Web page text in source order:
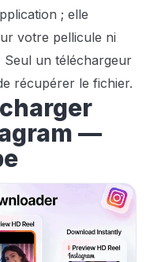
; elle
votre pellicule ni
Seul un téléchargeur
récupérer le fichier.
—